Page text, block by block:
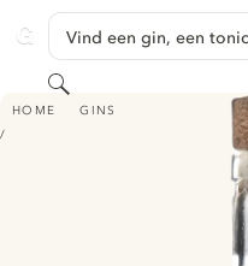
GINVENTORY
Vind een gin, een tonic, …
Zoeken
HOME GINS
POETIC LICENSE PICNIC GIN